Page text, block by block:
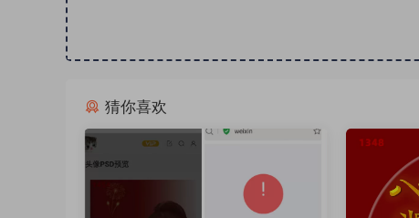
猜你喜欢